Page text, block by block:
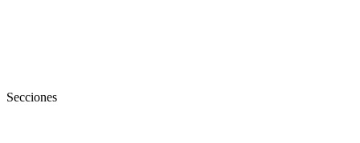
Secciones